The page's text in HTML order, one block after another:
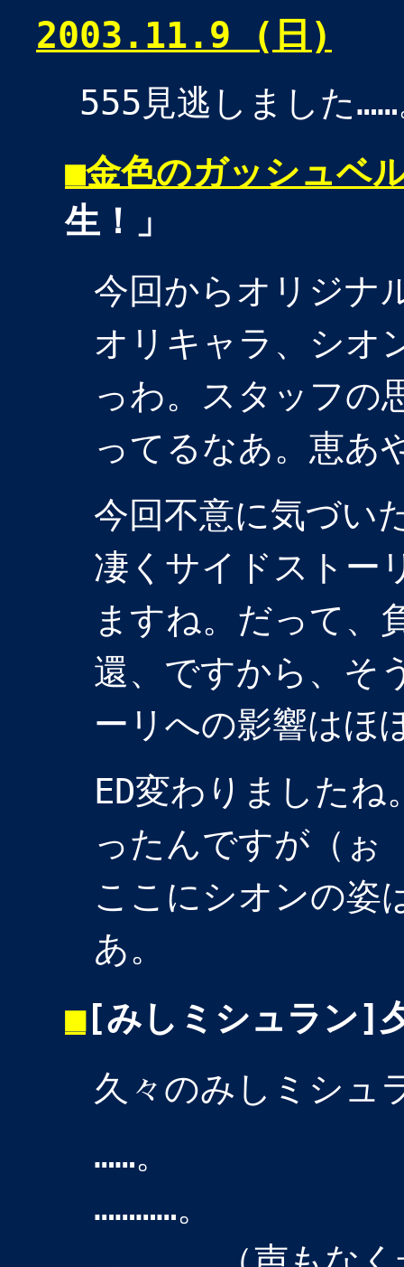
2003.11.9 (日)
555見逃しました
■金色のガッシュベ
生！」
今回からオリジナ
オリキャラ、シオ
っわ。スタッフの
ってるなあ。恵あ
今回不意に気づい
凄くサイドストー
ますね。だって、
還、ですから、そ
ーリへの影響はほ
ED変わりましたね
ったんですが（ぉ
ここにシオンの姿
あ。
■[みしミシュラン]
久々のみしミシュ
……。
…………。